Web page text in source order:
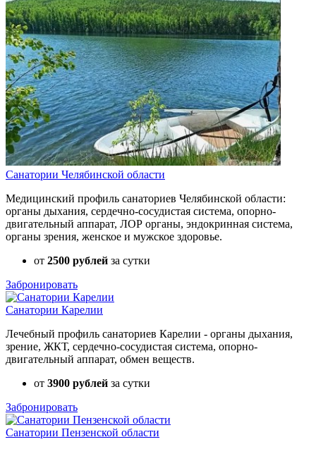
Санатории Челябинской области
Медицинский профиль санаториев Челябинской области:
органы дыхания, сердечно-сосудистая система, опорно-
двигательный аппарат, ЛОР органы, эндокринная система,
органы зрения, женское и мужское здоровье.
от 2500 рублей за сутки
Забронировать
Санатории Карелии
Лечебный профиль санаториев Карелии - органы дыхания,
зрение, ЖКТ, сердечно-сосудистая система, опорно-
двигательный аппарат, обмен веществ.
от 3900 рублей за сутки
Забронировать
Санатории Пензенской области